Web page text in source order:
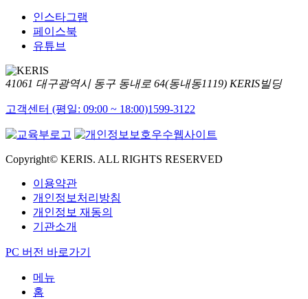
인스타그램
페이스북
유튜브
41061 대구광역시 동구 동내로 64(동내동1119) KERIS빌딩
고객센터 (평일: 09:00 ~ 18:00)1599-3122
Copyright© KERIS. ALL RIGHTS RESERVED
이용약관
개인정보처리방침
개인정보 재동의
기관소개
PC 버전 바로가기
메뉴
홈